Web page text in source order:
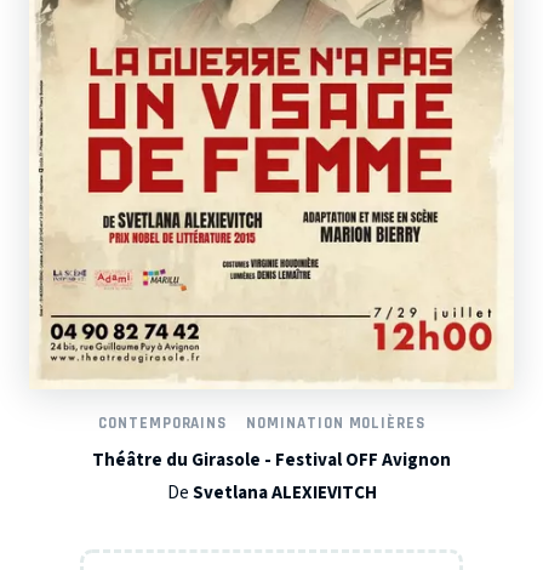
CONTEMPORAINS NOMINATION MOLIÈRES
Théâtre du Girasole - Festival OFF Avignon
DeSvetlana ALEXIEVITCH